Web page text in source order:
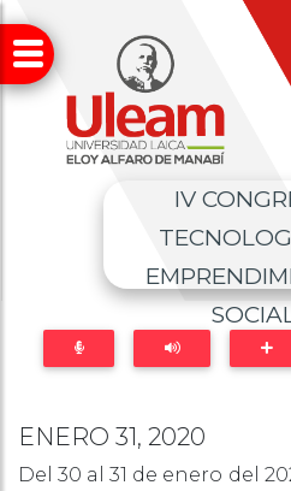
IV
ENERO 31, 2020
Del 30 al 31 de enero del